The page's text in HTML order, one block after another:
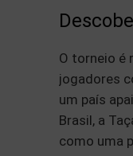
O torneio é
jogadores
um país
Brasil, a
como uma